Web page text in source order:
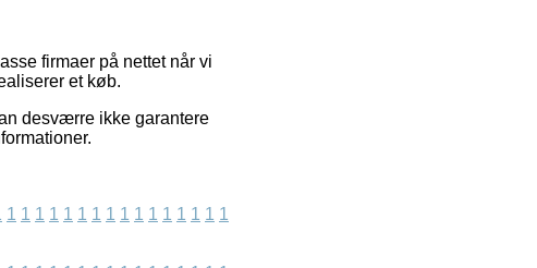
firmaer på nettet når vi
et køb.
desværre ikke garantere
1 1 1 1 1 1 1 1 1 1 1 1 1 1 1 1